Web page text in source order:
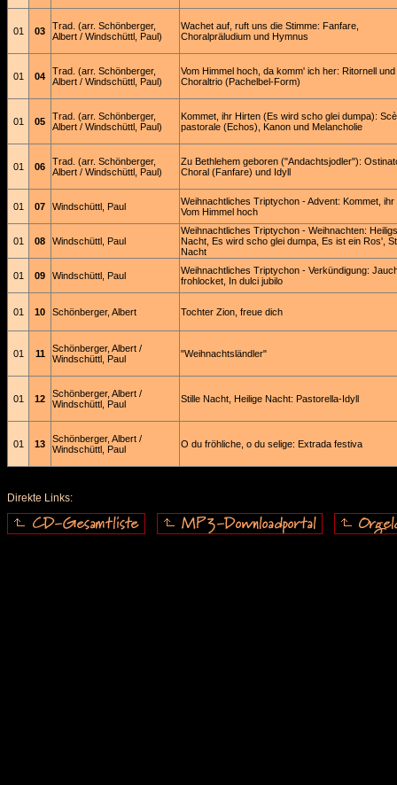
01 03
Trad. (arr. Schönberger,
Albert / Windschüttl, Paul)
Wachet auf, ruft uns die Stimme: Fanfare,
Choralpräludium und Hymnus
01 04
Trad. (arr. Schönberger,
Albert / Windschüttl, Paul)
Vom Himmel hoch, da komm' ich her: Ritornell und
Choraltrio (Pachelbel-Form)
01 05
Trad. (arr. Schönberger,
Albert / Windschüttl, Paul)
Kommet, ihr Hirten (Es wird scho glei dumpa):
pastorale (Echos), Kanon und Melancholie
01 06
Trad. (arr. Schönberger,
Albert / Windschüttl, Paul)
Zu Bethlehem geboren ("Andachtsjodler"):
Choral (Fanfare) und Idyll
01 07 Windschüttl, Paul
Weihnachtliches Triptychon - Advent: Kommet, ihr
Vom Himmel hoch
01 08 Windschüttl, Paul
Weihnachtliches Triptychon - Weihnachten:
Nacht, Es wird scho glei dumpa, Es ist ein Ros',
Nacht
01 09 Windschüttl, Paul
Weihnachtliches Triptychon - Verkündigung:
frohlocket, In dulci jubilo
01 10 Schönberger, Albert Tochter Zion, freue dich
01 11
Schönberger, Albert /
Windschüttl, Paul
"Weihnachtsländler"
01 12
Schönberger, Albert /
Windschüttl, Paul
Stille Nacht, Heilige Nacht: Pastorella-Idyll
01 13
Schönberger, Albert /
Windschüttl, Paul
O du fröhliche, o du selige: Extrada festiva
Direkte Links: